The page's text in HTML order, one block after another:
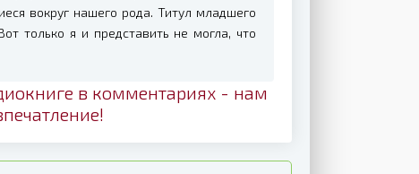
вокруг нашего рода. Титул младшего
только я и представить не могла, что
в комментариях - нам